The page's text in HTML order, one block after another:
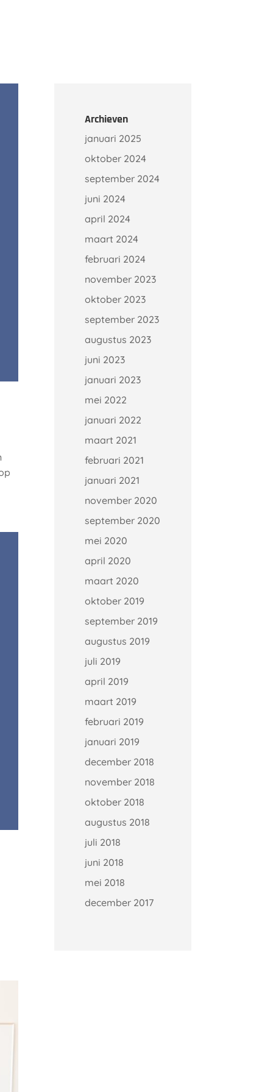
Archieven
januari 2025
oktober 2024
september 2024
juni 2024
april 2024
maart 2024
februari 2024
november 2023
oktober 2023
september 2023
augustus 2023
juni 2023
januari 2023
mei 2022
januari 2022
maart 2021
februari 2021
januari 2021
november 2020
september 2020
mei 2020
april 2020
maart 2020
oktober 2019
september 2019
augustus 2019
juli 2019
april 2019
maart 2019
februari 2019
januari 2019
december 2018
november 2018
oktober 2018
augustus 2018
juli 2018
juni 2018
mei 2018
december 2017